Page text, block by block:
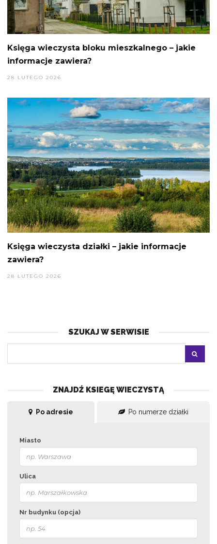
Księga wieczysta bloku mieszkalnego – jakie
informacje zawiera?
28 LUTEGO 2026
Księga wieczysta działki – jakie informacje
zawiera?
28 LUTEGO 2026
SZUKAJ W SERWISIE
ZNAJDŹ KSIEGĘ WIECZYSTĄ
Po adresie Po numerze działki
Miasto
Ulica
Nr budynku (opcja)